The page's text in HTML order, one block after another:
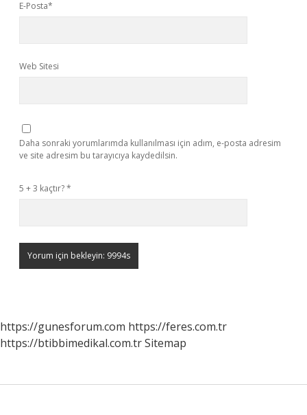
E-Posta*
Web Sitesi
Daha sonraki yorumlarımda kullanılması için adım, e-posta adresim
ve site adresim bu tarayıcıya kaydedilsin.
5 + 3 kaçtır?*
https://gunesforum.com https://feres.com.tr
https://btibbimedikal.com.trSitemap